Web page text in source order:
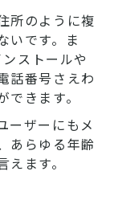
所のように複
いです。ま
ストールや
話番号さえわ
きます。
ーザーにもメ
あらゆる年齢
ます。